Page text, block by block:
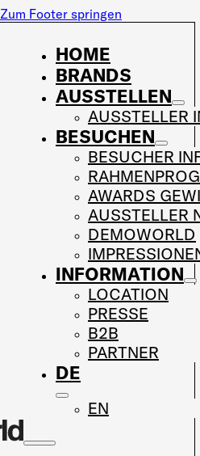
Zum Footer springen
HOME
BRANDS
AUSSTELLEN
AUSSTELLER
BESUCHEN
BESUCHER
AWARDS
AUSSTELLER
DEMOWORLD
INFORMATION
LOCATION
PRESSE
B2B
PARTNER
DE
EN